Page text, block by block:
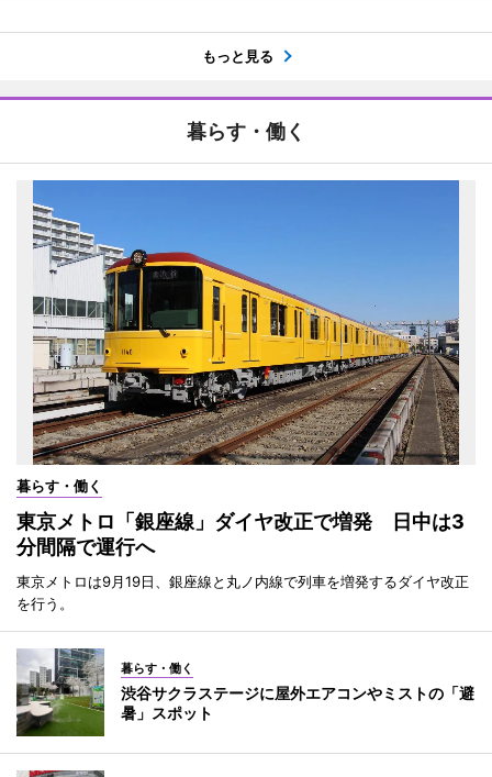
もっと見る
暮らす・働く
暮らす・働く
東京メトロ「銀座線」ダイヤ改正で増発 日中は3
分間隔で運行へ
東京メトロは9月19日、銀座線と丸ノ内線で列車を増発するダイヤ改正
を行う。
暮らす・働く
渋谷サクラステージに屋外エアコンやミストの「避
暑」スポット